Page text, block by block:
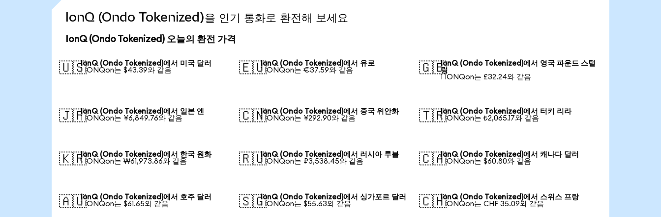
IonQ (Ondo Tokenized)을 인기 통화로 환전해 보세요
IonQ (Ondo Tokenized) 오늘의 환전 가격
🇺🇸IonQ (Ondo Tokenized)에서 미국 달러
1 IONQon는 $43.39와 같음
🇪🇺IonQ (Ondo Tokenized)에서 유로
1 IONQon는 €37.59와 같음
🇬🇧IonQ (Ondo Tokenized)에서 영국 파운드 스털
링
1 IONQon는 £32.24와 같음
🇯🇵IonQ (Ondo Tokenized)에서 일본 엔
1 IONQon는 ¥6,849.76와 같음
🇨🇳IonQ (Ondo Tokenized)에서 중국 위안화
1 IONQon는 ¥292.90와 같음
🇹🇷IonQ (Ondo Tokenized)에서 터키 리라
1 IONQon는 ₺2,065.17와 같음
🇰🇷IonQ (Ondo Tokenized)에서 한국 원화
1 IONQon는 ₩61,973.86와 같음
🇷🇺IonQ (Ondo Tokenized)에서 러시아 루블
1 IONQon는 ₽3,538.45와 같음
🇨🇦IonQ (Ondo Tokenized)에서 캐나다 달러
1 IONQon는 $60.80와 같음
🇦🇺IonQ (Ondo Tokenized)에서 호주 달러
1 IONQon는 $61.65와 같음
🇸🇬IonQ (Ondo Tokenized)에서 싱가포르 달러
1 IONQon는 $55.63와 같음
🇨🇭IonQ (Ondo Tokenized)에서 스위스 프랑
1 IONQon는 CHF 35.09와 같음